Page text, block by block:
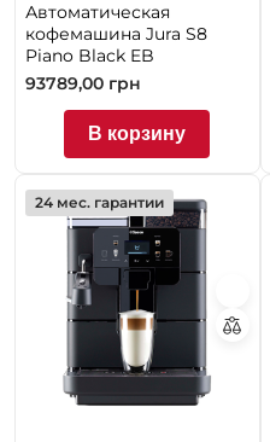
Автоматическая
кофемашина Jura S8
Piano Black EB
93789,00 грн
В корзину
24 мес. гарантии